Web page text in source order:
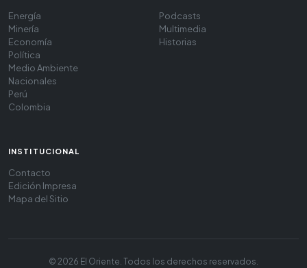
Energía
Minería
Economía
Política
Medio Ambiente
Nacionales
Perú
Colombia
Podcasts
Multimedia
Historias
INSTITUCIONAL
Contacto
Edición Impresa
Mapa del Sitio
© 2026 El Oriente. Todos los derechos reservados.